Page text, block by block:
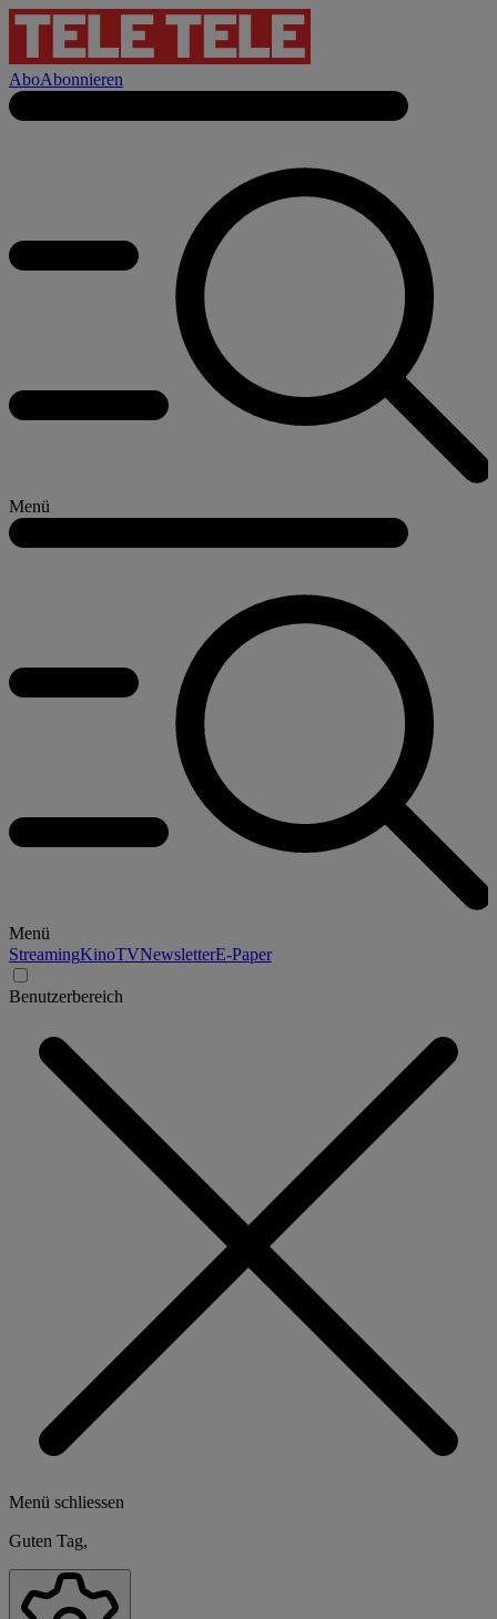
AboAbonnieren
Menü
Menü
StreamingKinoTVNewsletterE-Paper
Benutzerbereich
Menü schliessen
Guten Tag,